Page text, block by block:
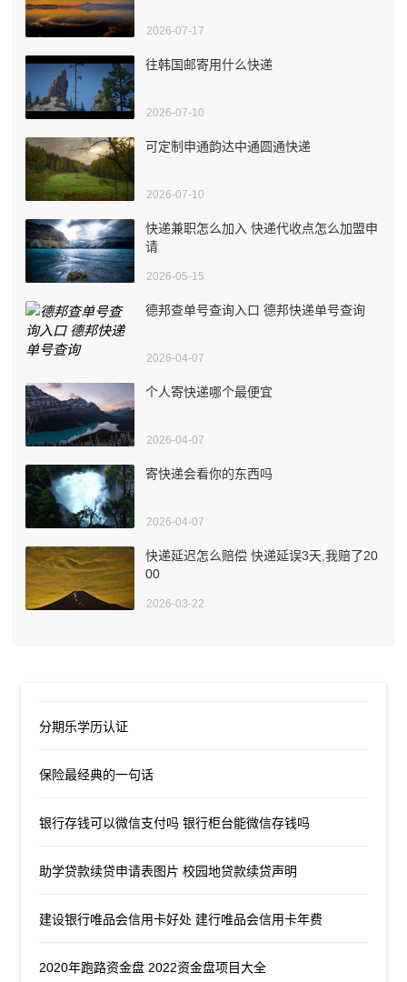
2026-07-17
往韩国邮寄用什么快递
2026-07-10
可定制申通韵达中通圆通快递
2026-07-10
快递兼职怎么加入 快递代收点怎么加盟申
请
2026-05-15
德邦查单号查询入口 德邦快递单号查询
2026-04-07
个人寄快递哪个最便宜
2026-04-07
寄快递会看你的东西吗
2026-04-07
快递延迟怎么赔偿 快递延误3天,我赔了20
00
2026-03-22
分期乐学历认证
保险最经典的一句话
银行存钱可以微信支付吗 银行柜台能微信存钱吗
助学贷款续贷申请表图片 校园地贷款续贷声明
建设银行唯品会信用卡好处 建行唯品会信用卡年费
2020年跑路资金盘 2022资金盘项目大全